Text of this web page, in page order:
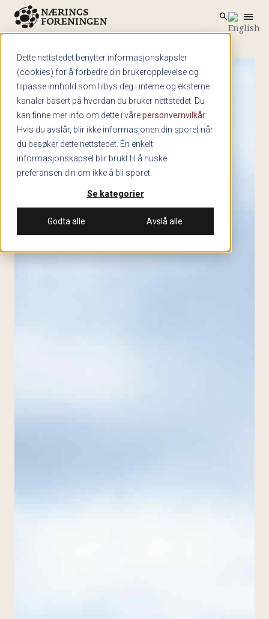
Dette nettstedet benytter informasjonskapsler
(cookies) for å forbedre din brukeropplevelse og
tilpasse innhold som tilbys deg i interne og eksterne
kanaler basert på hvordan du bruker nettstedet. Du
kan finne mer info om dette i vårepersonvernvilkår
Hvis du avslår, blir ikke informasjonen din sporet når
du besøker dette nettstedet. Én enkelt
informasjonskapsel blir brukt til å huske
preferansen din om ikke å bli sporet.
Se kategorier
Godta alle Avslå alle
Skip to main content search menu